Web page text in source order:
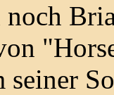
noch
seiner